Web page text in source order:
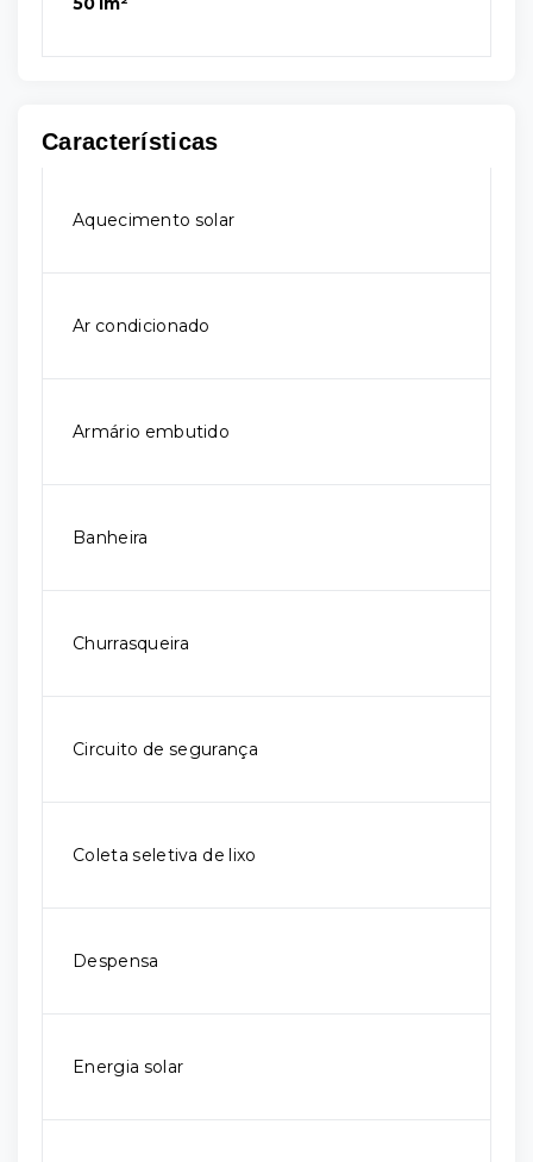
Características
Aquecimento solar
Ar condicionado
Armário embutido
Banheira
Churrasqueira
Circuito de segurança
Coleta seletiva de lixo
Despensa
Energia solar